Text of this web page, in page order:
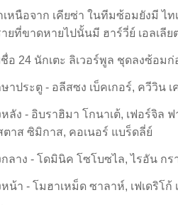
เหนือจาก เคียซ่า ในทีมซ้อมยังมี ไ
ยที่ขาดหายไปนั้นมี ฮาร์วี่ย์ เอลเลี
อ 24 นักเตะ ลิเวอร์พูล ชุดลงซ้อม
าประตู - อลีสซง เบ็คเกอร์, ควีวิน
ลัง - อิบราฮิมา โกนาเต้, เฟอร์จิล
ตาส ซิมิกาส, คอเนอร์ แบร็ดลี่ย์
ลาง - โดมินิค โซโบซไล, ไรอัน กร
น้า - โมฮาเหม็ด ซาลาห์, เฟเดริโ